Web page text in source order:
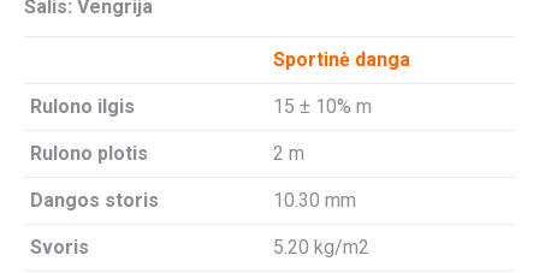
Šalis: Vengrija
Sportinė danga
Rulono ilgis 15 ± 10% m
Rulono plotis 2 m
Dangos storis 10.30 mm
Svoris 5.20 kg/m2